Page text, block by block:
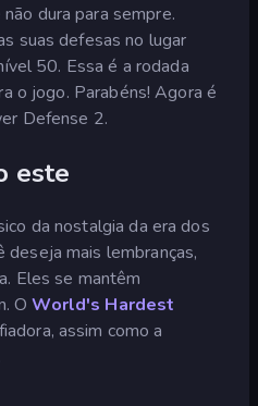
dura para sempre.
suas defesas no lugar
50. Essa é a rodada
o jogo. Parabéns! Agora é
Defense 2.
este
da nostalgia da era dos
deseja mais lembranças,
Eles se mantêm
OWorld's Hardest
assim como a